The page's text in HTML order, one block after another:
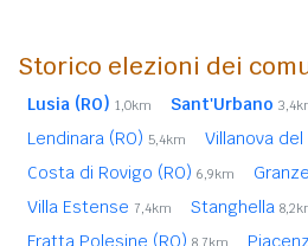
Storico elezioni dei
Lusia (RO) 1,0km Sant'Urbano
Lendinara (RO) 5,4km Villanova del
Costa di Rovigo (RO) 6,9km Granze
Villa Estense 7,4km Stanghella
Fratta Polesine (RO) 8,7km